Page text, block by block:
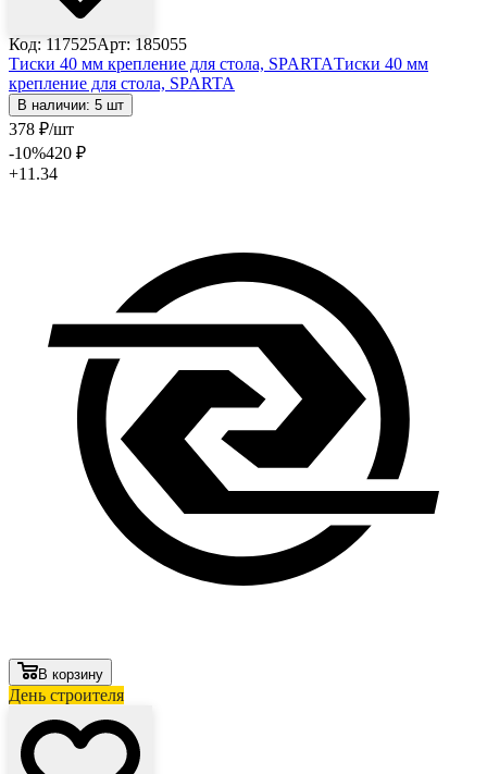
Код: 117525Арт: 185055
Тиски 40 мм крепление для стола, SPARTAТиски 40 мм
крепление для стола, SPARTA
В наличии: 5 шт
378 ₽/шт
-10%420 ₽
+11.34
В корзину
День строителя